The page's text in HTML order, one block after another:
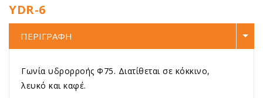
YDR-6
ΠΕΡΙΓΡΑΦΗ
Γωνία υδρορροής Φ75. Διατίθεται σε κόκκινο,
λευκό και καφέ.